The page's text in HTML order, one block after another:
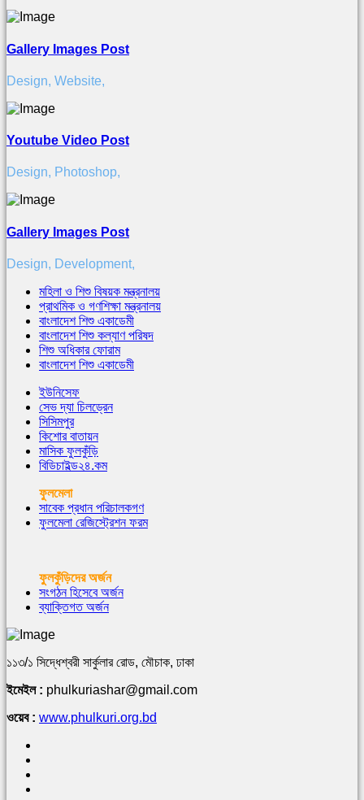
Gallery Images Post
Design, Website,
Youtube Video Post
Design, Photoshop,
Gallery Images Post
Design, Development,
মহিলা ও শিশু বিষয়ক মন্ত্রনালয়
প্রাথমিক ও গণশিক্ষা মন্ত্রনালয়
বাংলাদেশ শিশু একাডেমী
বাংলাদেশ শিশু কল্যাণ পরিষদ
শিশু অধিকার ফোরাম
বাংলাদেশ শিশু একাডেমী
ইউনিসেফ
সেভ দ্যা চিলড্রেন
সিসিমপুর
কিশোর বাতায়ন
মাসিক ফুলকুঁড়ি
বিডিচাইল্ড২৪.কম
ফুলমেলা
সাবেক প্রধান পরিচালকগণ
ফুলমেলা রেজিস্ট্রেশন ফরম
ফুলকুঁড়িদের অর্জন
সংগঠন হিসেবে অর্জন
ব্যাক্তিগত অর্জন
১১৩/১ সিদ্ধেশ্বরী সার্কুলার রোড, মৌচাক, ঢাকা
ইমেইল : phulkuriashar@gmail.com
ওয়েব : www.phulkuri.org.bd